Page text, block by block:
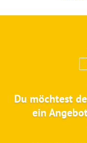
Du möchtest
ein